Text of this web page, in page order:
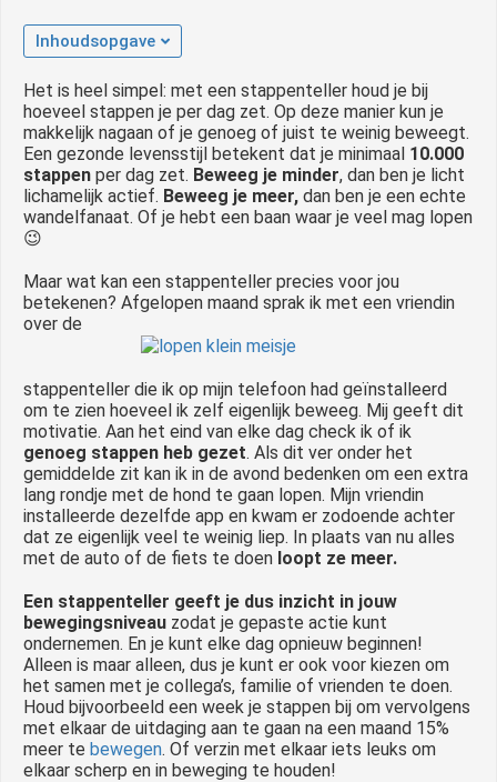
Inhoudsopgave
Het is heel simpel: met een stappenteller houd je bij
hoeveel stappen je per dag zet. Op deze manier kun je
makkelijk nagaan of je genoeg of juist te weinig beweegt.
Een gezonde levensstijl betekent dat je minimaal 10.000
stappen per dag zet. Beweeg je minder, dan ben je licht
lichamelijk actief. Beweeg je meer, dan ben je een echte
wandelfanaat. Of je hebt een baan waar je veel mag lopen
😉
Maar wat kan een stappenteller precies voor jou
betekenen? Afgelopen maand sprak ik met een vriendin
over de
stappenteller die ik op mijn telefoon had geïnstalleerd
om te zien hoeveel ik zelf eigenlijk beweeg. Mij geeft dit
motivatie. Aan het eind van elke dag check ik of ik
genoeg stappen heb gezet. Als dit ver onder het
gemiddelde zit kan ik in de avond bedenken om een extra
lang rondje met de hond te gaan lopen. Mijn vriendin
installeerde dezelfde app en kwam er zodoende achter
dat ze eigenlijk veel te weinig liep. In plaats van nu alles
met de auto of de fiets te doen loopt ze meer.
Een stappenteller geeft je dus inzicht in jouw
bewegingsniveau zodat je gepaste actie kunt
ondernemen. En je kunt elke dag opnieuw beginnen!
Alleen is maar alleen, dus je kunt er ook voor kiezen om
het samen met je collega’s, familie of vrienden te doen.
Houd bijvoorbeeld een week je stappen bij om vervolgens
met elkaar de uitdaging aan te gaan na een maand 15%
meer te bewegen. Of verzin met elkaar iets leuks om
elkaar scherp en in beweging te houden!
Hierdoor
van